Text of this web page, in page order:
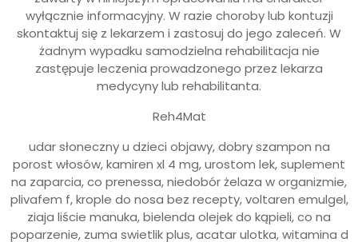
wyłącznie informacyjny. W razie choroby lub kontuzji
skontaktuj się z lekarzem i zastosuj do jego zaleceń. W
żadnym wypadku samodzielna rehabilitacja nie
zastępuje leczenia prowadzonego przez lekarza
medycyny lub rehabilitanta.
Reh4Mat
udar słoneczny u dzieci objawy, dobry szampon na
porost włosów, kamiren xl 4 mg, urostom lek, suplement
na zaparcia, co prenessa, niedobór żelaza w organizmie,
plivafem f, krople do nosa bez recepty, voltaren emulgel,
ziaja liście manuka, bielenda olejek do kąpieli, co na
poparzenie, zuma swietlik plus, acatar ulotka, witamina d